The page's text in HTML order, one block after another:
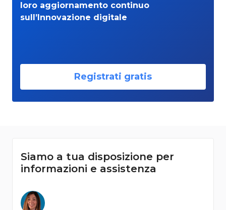
loro aggiornamento continuo
sull’Innovazione digitale
Registrati gratis
Siamo a tua disposizione per
informazioni e assistenza